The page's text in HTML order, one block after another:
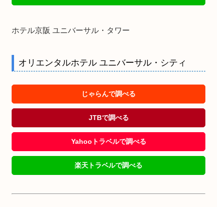
ホテル京阪 ユニバーサル・タワー
オリエンタルホテル ユニバーサル・シティ
じゃらんで調べる
JTBで調べる
Yahooトラベルで調べる
楽天トラベルで調べる